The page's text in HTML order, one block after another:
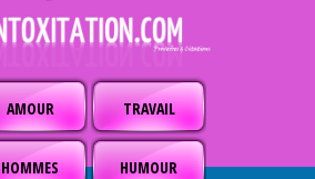
AMOUR TRAVAIL
HOMMES HUMOUR